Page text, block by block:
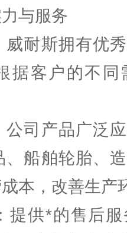
与服务
斯拥有优秀
据客户的不同
产品广泛应
、船舶轮胎、
本，改善生产
供*的售后服